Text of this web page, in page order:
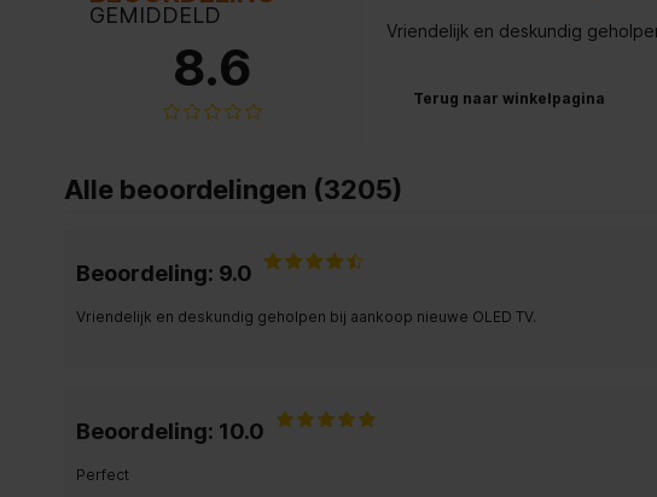
GEMIDDELD
8.6
Vriendelijk en deskundig
Terug naar winkelpagina
Alle beoordelingen (3205)
Beoordeling: 9.0
Vriendelijk en deskundig geholpen bij aankoop nieuwe OLED TV.
Beoordeling: 10.0
Perfect